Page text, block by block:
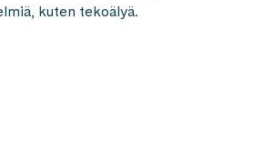
kuten tekoälyä.